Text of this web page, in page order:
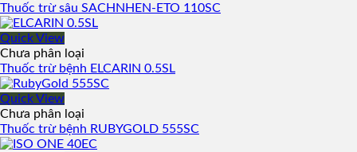
Thuốc trừ sâu SACHNHEN-ETO 110SC
Quick View
Chưa phân loại
Thuốc trừ bệnh ELCARIN 0.5SL
Quick View
Chưa phân loại
Thuốc trừ bệnh RUBYGOLD 555SC